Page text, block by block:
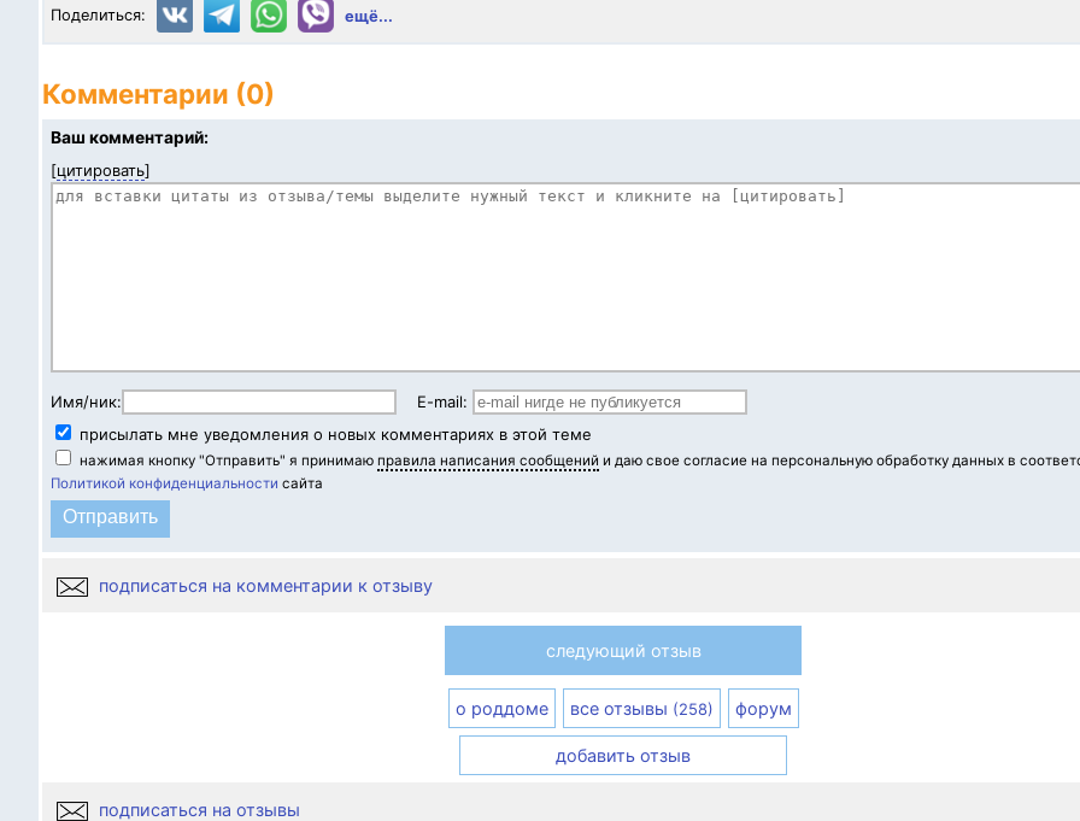
Поделиться: ещё...
Комментарии (0)
Ваш комментарий:
[цитировать]
Имя/ник:
E-mail:
присылать мне уведомления о новых комментариях в этой теме
нажимая кнопку "Отправить" я принимаю правила написания сообщений и даю свое согласие на персональную обработку данных в
Политикой конфиденциальности сайта
подписаться на комментарии к отзыву
следующий отзыв
о роддоме все отзывы (258) форум
добавить отзыв
подписаться на отзывы